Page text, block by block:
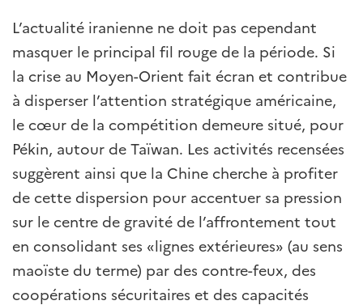
L’actualité iranienne ne doit pas cependant
masquer le principal fil rouge de la période. Si
la crise au Moyen-Orient fait écran et contribue
à disperser l’attention stratégique américaine,
le cœur de la compétition demeure situé, pour
Pékin, autour de Taïwan. Les activités recensées
suggèrent ainsi que la Chine cherche à profiter
de cette dispersion pour accentuer sa pression
sur le centre de gravité de l’affrontement tout
en consolidant ses «lignes extérieures» (au sens
maoïste du terme) par des contre-feux, des
coopérations sécuritaires et des capacités